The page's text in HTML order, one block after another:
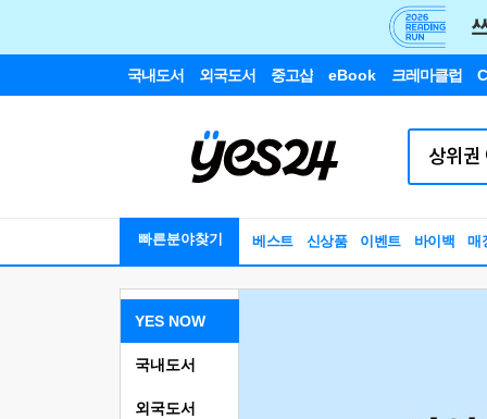
국내도서 외국도서 중고샵 eBook 크레마클럽
빠른분야찾기 베스트 신상품 이벤트 바이백 매
YES NOW
국내도서
외국도서